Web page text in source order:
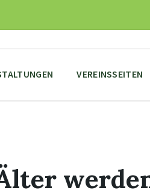
VEREINSSEITEN